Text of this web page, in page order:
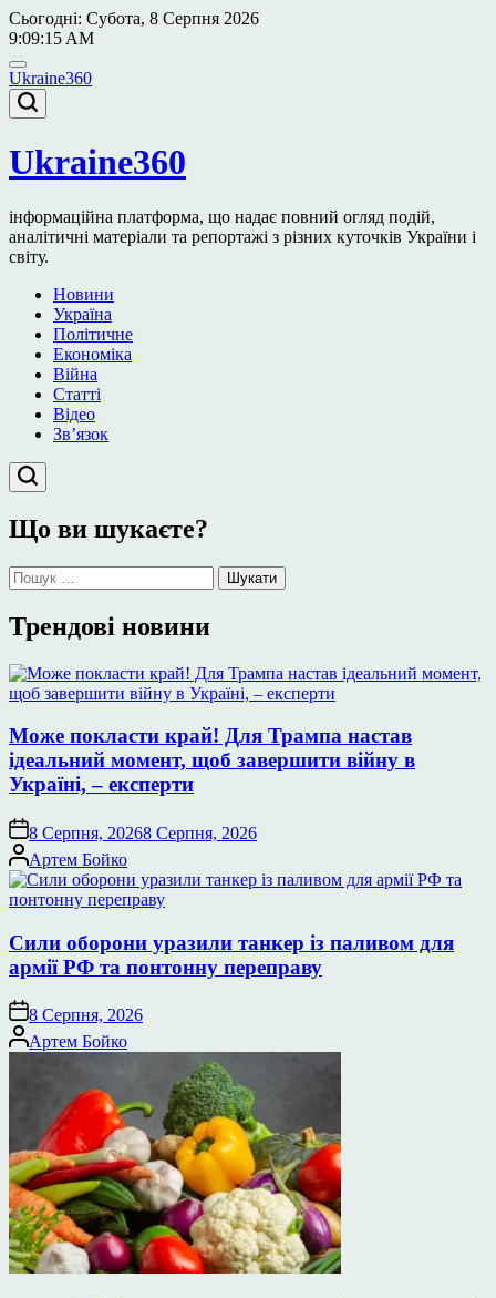
Перейти
до
вмісту
Сьогодні: Субота, 8 Серпня 2026
9:09:16 AM
Ukraine360
Ukraine360
інформаційна платформа, що надає повний огляд подій,
аналітичні матеріали та репортажі з різних куточків України і
світу.
Новини
Україна
Політичне
Економіка
Війна
Статті
Відео
Зв’язок
Що ви шукаєте?
Пошук:
Трендові новини
Може покласти край! Для Трампа настав
ідеальний момент, щоб завершити війну в
Україні, – експерти
8 Серпня, 20268 Серпня, 2026
Опубліковано
Артем Бойко
Сили оборони уразили танкер із паливом для
армії РФ та понтонну переправу
8 Серпня, 2026
Опубліковано
Артем Бойко